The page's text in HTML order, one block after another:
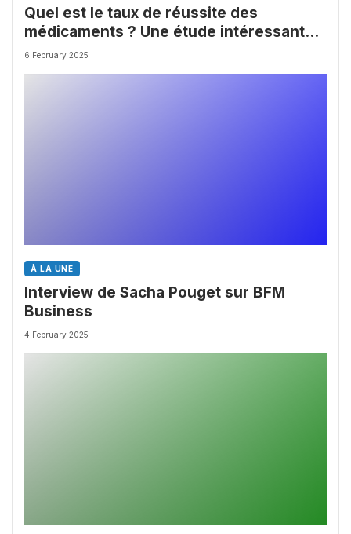
Quel est le taux de réussite des
médicaments ? Une étude intéressante
chez les Big Pharmas
6 February 2025
À LA UNE
Interview de Sacha Pouget sur BFM
Business
4 February 2025